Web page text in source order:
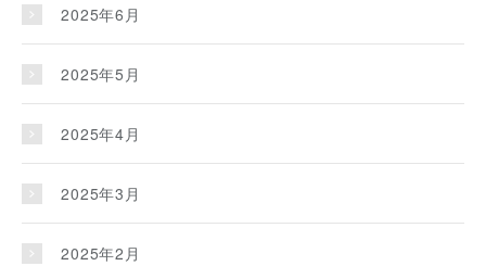
2025年6月
2025年5月
2025年4月
2025年3月
2025年2月